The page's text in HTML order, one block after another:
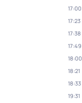
17:00
17:23
17:38
17:49
18:00
18:21
18:33
19:31